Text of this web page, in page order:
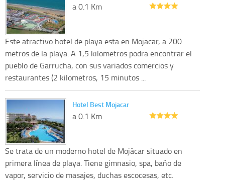
a 0.1 Km
Este atractivo hotel de playa esta en Mojacar, a 200
metros de la playa. A 1,5 kilometros podra encontrar el
pueblo de Garrucha, con sus variados comercios y
restaurantes (2 kilometros, 15 minutos ...
Hotel Best Mojacar
a 0.1 Km
Se trata de un moderno hotel de Mojácar situado en
primera línea de playa. Tiene gimnasio, spa, baño de
vapor, servicio de masajes, duchas escocesas, etc.